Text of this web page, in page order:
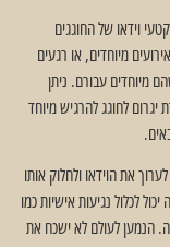
וידאו של החוגגים
מיוחדים, או רגעים
מיוחדים עבורם. ניתן
יגרום לחוגג להרגיש מיוחד
את הוידאו ולחלוק אותו
לכלול נגיעות אישיות כמו
הנמען לעולם לא ישכח את